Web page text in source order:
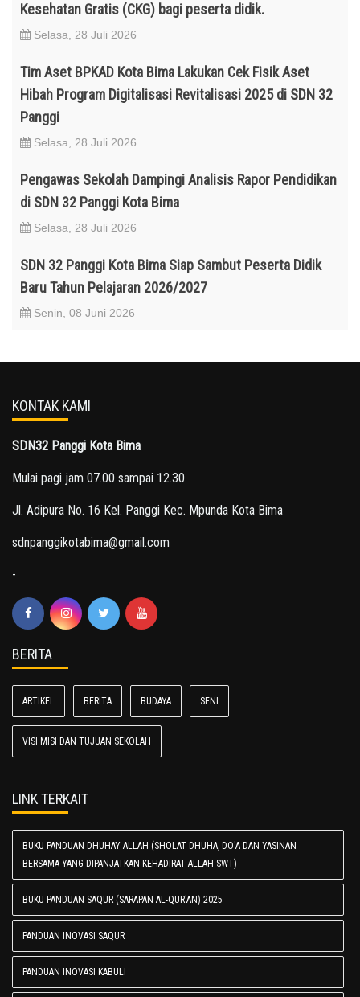
Kesehatan Gratis (CKG) bagi peserta didik.
Selasa, 28 Juli 2026
Tim Aset BPKAD Kota Bima Lakukan Cek Fisik Aset
Hibah Program Digitalisasi Revitalisasi 2025 di SDN 32
Panggi
Selasa, 28 Juli 2026
Pengawas Sekolah Dampingi Analisis Rapor Pendidikan
di SDN 32 Panggi Kota Bima
Selasa, 28 Juli 2026
SDN 32 Panggi Kota Bima Siap Sambut Peserta Didik
Baru Tahun Pelajaran 2026/2027
Senin, 08 Juni 2026
KONTAK KAMI
SDN32 Panggi Kota Bima
Mulai pagi jam 07.00 sampai 12.30
Jl. Adipura No. 16 Kel. Panggi Kec. Mpunda Kota Bima
sdnpanggikotabima@gmail.com
-
BERITA
ARTIKEL BERITA BUDAYA SENI
VISI MISI DAN TUJUAN SEKOLAH
LINK TERKAIT
BUKU PANDUAN DHUHAY ALLAH (SHOLAT DHUHA, DO'A DAN YASINAN
BERSAMA YANG DIPANJATKAN KEHADIRAT ALLAH SWT)
BUKU PANDUAN SAQUR (SARAPAN AL-QUR'AN) 2025
PANDUAN INOVASI SAQUR
PANDUAN INOVASI KABULI